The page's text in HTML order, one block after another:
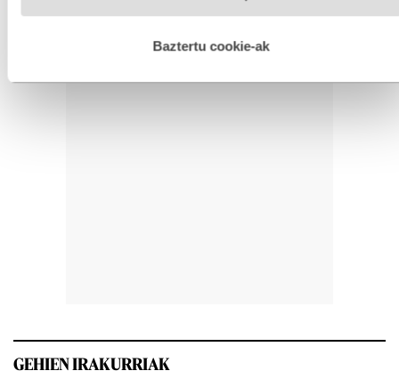
esplizitua ematen diguzu.Gehiago irakurri
Baztertu cookie-ak
GEHIEN IRAKURRIAK